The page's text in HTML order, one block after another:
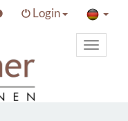
Login
Toggle